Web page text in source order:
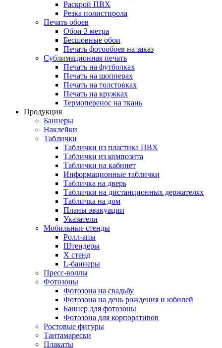
Раскрой ПВХ
Резка полистирола
Печать обоев
Обои 3 метра
Бесшовные обои
Печать фотообоев на заказ
Сублимационная печать
Печать на футболках
Печать на шопперах
Печать на толстовках
Печать на кружках
Термоперенос на ткань
Продукция
Баннеры
Наклейки
Таблички
Таблички из пластика ПВХ
Таблички из композита
Таблички на кабинет
Информационные таблички
Табличка на дверь
Таблички на дистанционных держателях
Табличка на дом
Планы эвакуации
Указатели
Мобильные стенды
Ролл-апы
Штендеры
Х стенд
L-баннеры
Пресс-воллы
Фотозоны
Фотозона на свадьбу
Фотозона на день рождения и юбилей
Баннер для фотозоны
Фотозона для корпоративов
Ростовые фигуры
Тантамарески
Плакаты